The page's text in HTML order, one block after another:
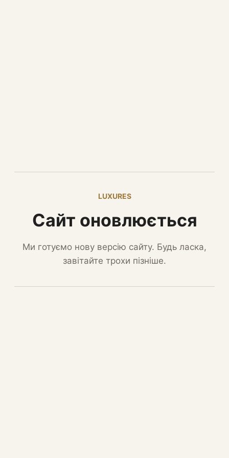
LUXURES
Сайт оновлюється
Ми готуємо нову версію сайту. Будь ласка,
завітайте трохи пізніше.